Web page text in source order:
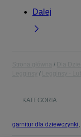
Dalej
KATEGORIA
garnitur dla dziewczynki,